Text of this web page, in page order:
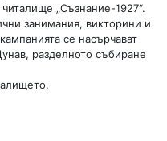
„Съзнание-1927“.
занимания, викторини и
се насърчават
разделното събиране